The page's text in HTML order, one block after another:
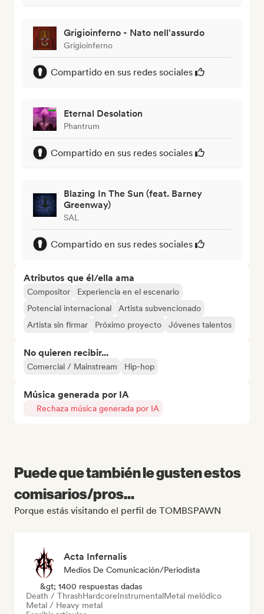
Grigioinferno - Nato nell'assurdo
Grigioinferno
Compartido en sus redes sociales
Eternal Desolation
Phantrum
Compartido en sus redes sociales
Blazing In The Sun (feat. Barney
Greenway)
SAL
Compartido en sus redes sociales
Atributos que él/ella ama
Compositor
Experiencia en el escenario
Potencial internacional
Artista subvencionado
Artista sin firmar
Próximo proyecto Jóvenes talentos
No quieren recibir...
Comercial / Mainstream Hip-hop
Música generada por IA
Rechaza música generada por IA
Puede que también le gusten estos
comisarios/pros...
Porque estás visitando el perfil de TOMBSPAWN
Acta Infernalis
Medios De Comunicación/Periodista
&gt; 1400 respuestas dadas
Death / ThrashHardcoreInstrumentalMetal melódico
Metal / Heavy metal